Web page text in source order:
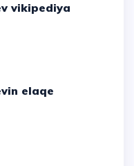
vikipediya